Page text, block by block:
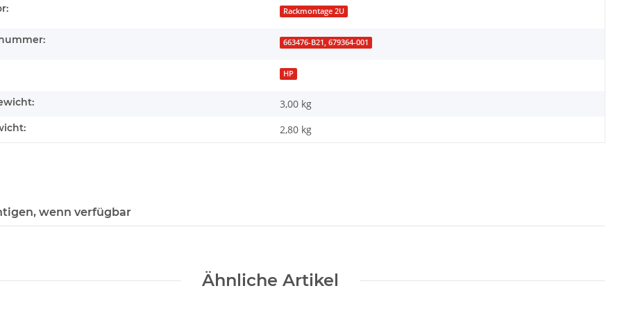
Rackmontage 2U
663476-B21, 679364-001
HP
3,00 kg
2,80 kg
wenn verfügbar
Ähnliche Artikel